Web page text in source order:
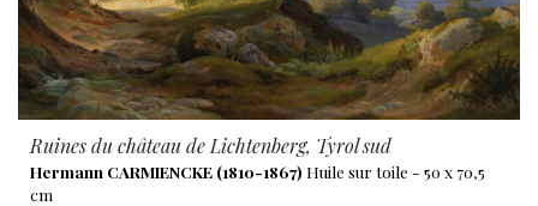
Ruines du château de Lichtenberg, Tyrol sud
Hermann CARMIENCKE (1810-1867) Huile sur toile - 50 x 70,5
cm